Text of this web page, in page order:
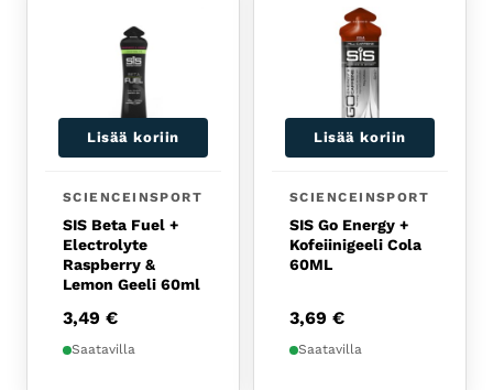
Lisää koriin
SCIENCEINSPORT
SIS Beta Fuel +
Electrolyte
Raspberry &
Lemon Geeli 60ml
3,49 €
Saatavilla
Lisää koriin
SCIENCEINSPORT
SIS Go Energy +
Kofeiinigeeli Cola
60ML
3,69 €
Saatavilla